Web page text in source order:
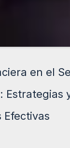
en el
Estrategias
Efectivas